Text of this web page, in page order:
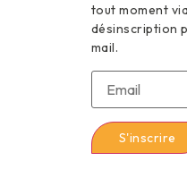
tout moment
désinscription
mail.